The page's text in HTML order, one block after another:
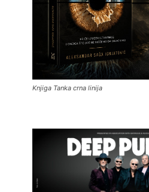
Knjiga Tanka crna linija